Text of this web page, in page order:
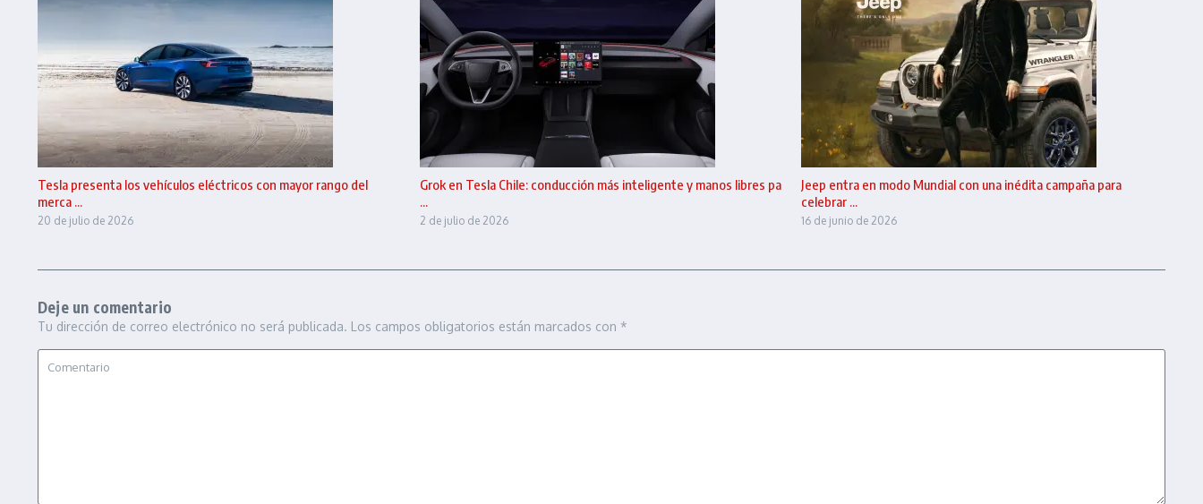
Tesla presenta los vehículos eléctricos con mayor rango del
merca ...
20 de julio de 2026
Grok en Tesla Chile: conducción más inteligente y manos libres pa
...
2 de julio de 2026
Jeep entra en modo Mundial con una inédita campaña para
celebrar ...
16 de junio de 2026
Deje un comentario
Tu dirección de correo electrónico no será publicada. Los campos obligatorios están marcados con *